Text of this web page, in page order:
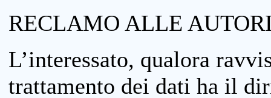
RECLAMO ALLE
L’interessato, qualora
trattamento dei dati ha il